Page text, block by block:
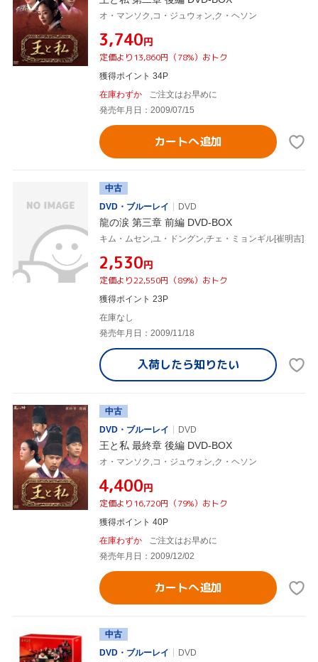
オ・マンソク,コ・ジュウォン,ク・ヘソン
¥3,740円
定価より13,860円（78%）おトク
獲得ポイント 34P
在庫わずか
ご注文はお早めに
発売年月日：2009/07/15
カートへ追加
中古
DVD・ブルーレイ
DVD
龍の涙 第三章 前編 DVD-BOX
キム・ムセン,ユ・ドングン,チェ・ミョンギル[崔明吉]
¥2,530円
定価より22,550円（89%）おトク
獲得ポイント 23P
在庫なし
発売年月日：2009/11/18
入荷したら知りたい
中古
DVD・ブルーレイ
DVD
王と私 最終章 後編 DVD-BOX
オ・マンソク,コ・ジュウォン,ク・ヘソン
¥4,400円
定価より16,720円（79%）おトク
獲得ポイント 40P
在庫わずか
ご注文はお早めに
発売年月日：2009/12/02
カートへ追加
中古
DVD・ブルーレイ
DVD